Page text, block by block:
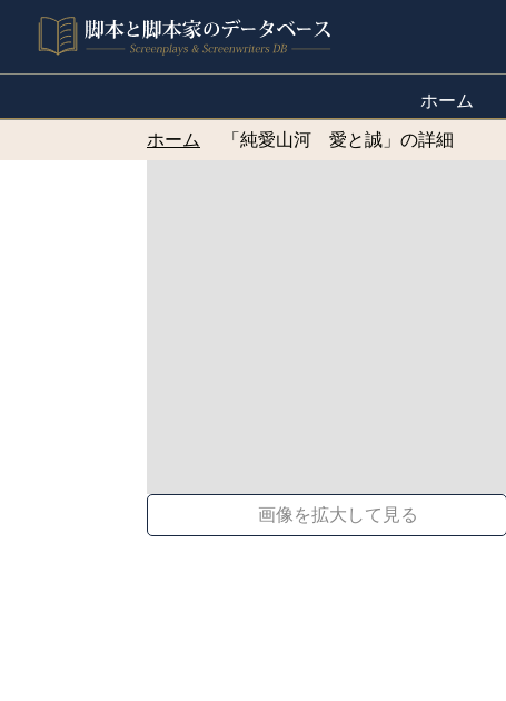
ホーム
ホーム 「純愛山河 愛と誠」の詳細
画像を拡大して見る